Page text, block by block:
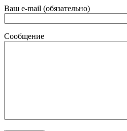
Ваш e-mail (обязательно)
Сообщение